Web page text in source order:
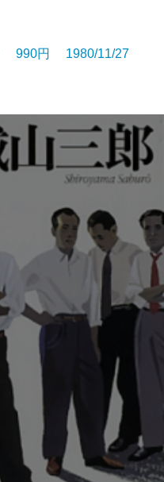
990円 1980/11/27